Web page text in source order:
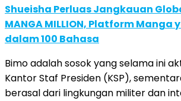
Shueisha Perluas Jangkauan
MANGA MILLION, Platform Manga
dalam 100 Bahasa
Bimo adalah sosok yang selama ini
Kantor Staf Presiden (KSP),
berasal dari lingkungan militer dan